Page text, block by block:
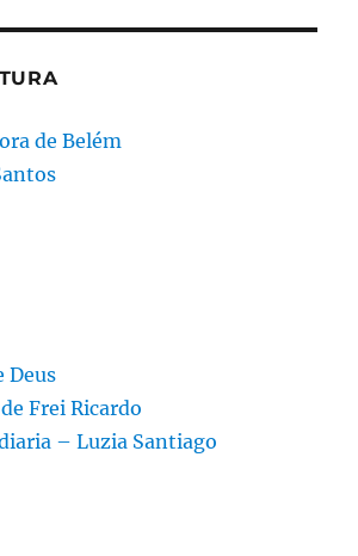
de Belém
Deus
Frei Ricardo
– Luzia Santiago